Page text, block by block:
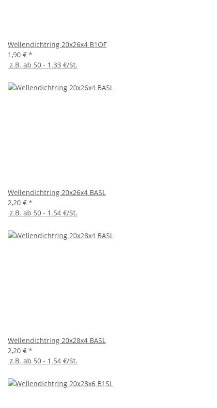
Wellendichtring 20x26x4 B1OF
1,90 € *
z.B. ab 50 - 1.33 €/St.
Wellendichtring 20x26x4 BASL
2,20 € *
z.B. ab 50 - 1.54 €/St.
Wellendichtring 20x28x4 BASL
2,20 € *
z.B. ab 50 - 1.54 €/St.